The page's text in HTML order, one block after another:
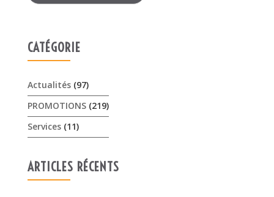
CATÉGORIE
Actualités(97)
PROMOTIONS(219)
Services(11)
ARTICLES RÉCENTS